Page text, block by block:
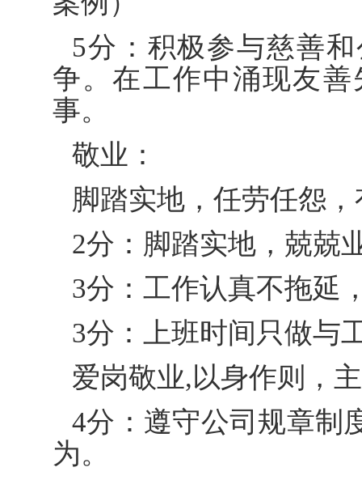
5分：积极参与慈善
争。在工作中涌现友
事。
敬业：
脚踏实地，任劳任怨
2分：脚踏实地，兢兢
3分：工作认真不拖延
3分：上班时间只做与
爱岗敬业,以身作则，
4分：遵守公司规章制
为。